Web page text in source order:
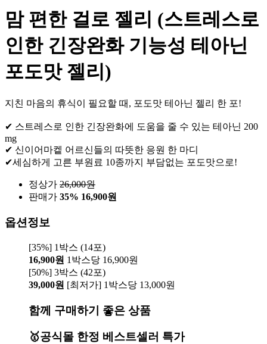
맘 편한 걸로 젤리 (스트레스로
인한 긴장완화 기능성 테아닌
포도맛 젤리)
지친 마음의 휴식이 필요할 때, 포도맛 테아닌 젤리 한 포!
✔ 스트레스로 인한 긴장완화에 도움을 줄 수 있는 테아닌 200
mg
✔ 신이어마켙 어르신들의 따뜻한 응원 한 마디
✔세심하게 고른 부원료 10종까지 부담없는 포도맛으로!
정상가 26,000원
판매가 35% 16,900원
옵션정보
[35%] 1박스 (14포)
16,900원 1박스당 16,900원
[50%] 3박스 (42포)
39,000원 [최저가] 1박스당 13,000원
함께 구매하기 좋은 상품
🥇공식몰 한정 베스트셀러 특가